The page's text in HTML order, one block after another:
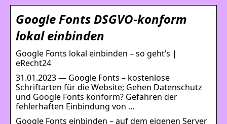
Google Fonts DSGVO-konform
lokal einbinden
Google Fonts lokal einbinden – so geht’s |
eRecht24
31.01.2023 — Google Fonts – kostenlose
Schriftarten für die Website; Gehen Datenschutz
und Google Fonts konform? Gefahren der
fehlerhaften Einbindung von …
Google Fonts einbinden – auf dem eigenen Server